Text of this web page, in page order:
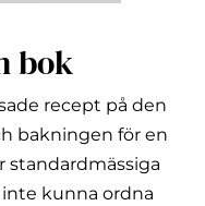
bok
recept på den
bakningen för en
standardmässiga
kunna ordna